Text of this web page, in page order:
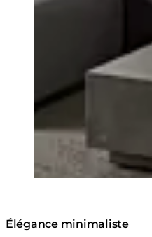
Élégance minimaliste